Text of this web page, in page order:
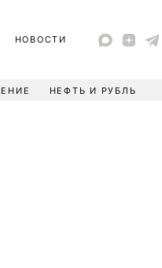
НОВОСТИ
НЕФТЬ И РУБЛЬ